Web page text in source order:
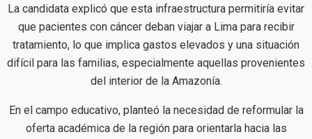
La candidata explicó que esta infraestructura permitiría evitar
que pacientes con cáncer deban viajar a Lima para recibir
tratamiento, lo que implica gastos elevados y una situación
difícil para las familias, especialmente aquellas provenientes
del interior de la Amazonía.
En el campo educativo, planteó la necesidad de reformular la
oferta académica de la región para orientarla hacia las